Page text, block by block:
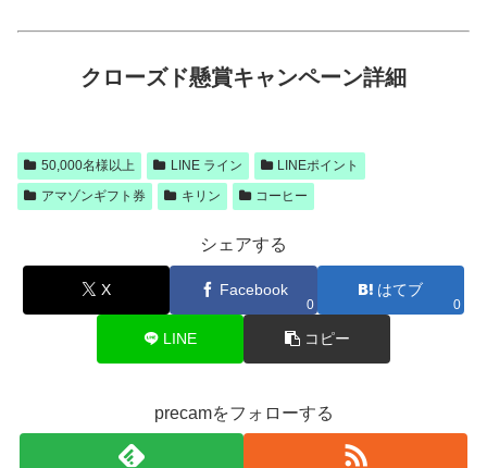
クローズド懸賞キャンペーン詳細
50,000名様以上 LINE ライン
LINEポイント
アマゾンギフト券
キリン コーヒー
シェアする
X Facebook
0
はてブ
0
LINE コピー
precamをフォローする